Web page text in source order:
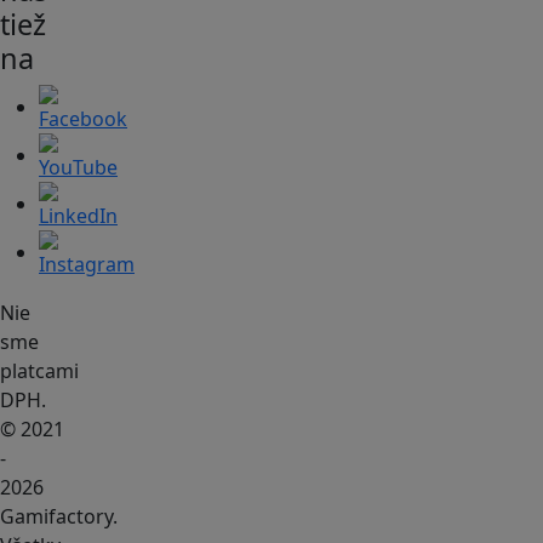
tiež
na
Nie
sme
platcami
DPH.
© 2021
-
2026
Gamifactory.